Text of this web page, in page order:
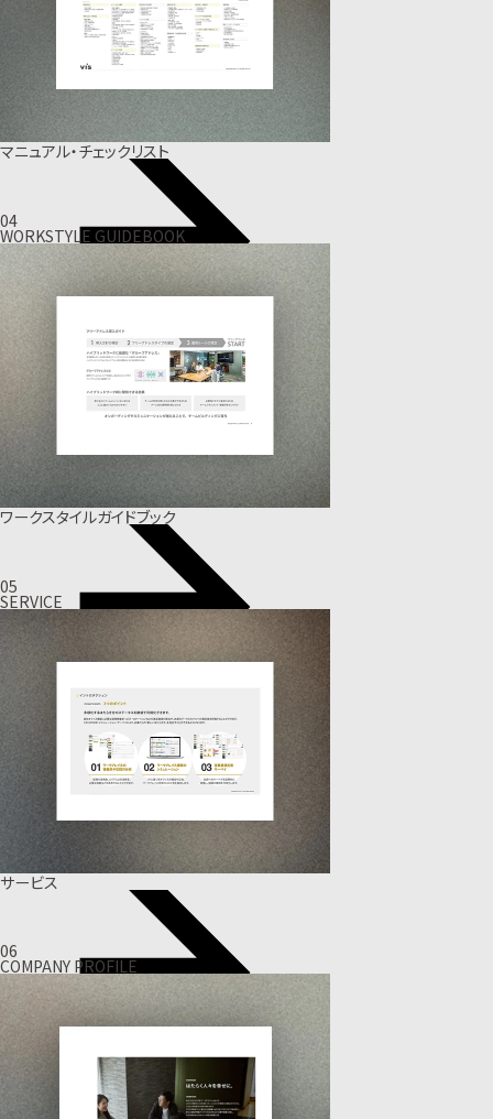
マニュアル・チェックリスト
04
WORKSTYLE GUIDEBOOK
ワークスタイルガイドブック
05
SERVICE
サービス
06
COMPANY PROFILE